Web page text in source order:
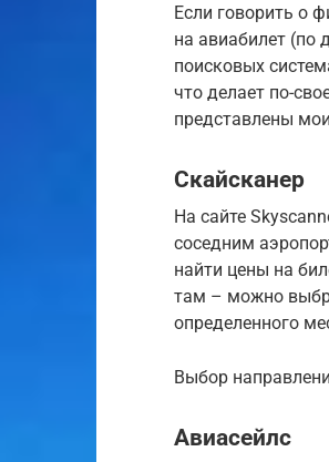
Если говорить о
на авиабилет (по
поисковых
что делает по-
представлены
Скайсканер
На сайте
соседним
найти цены на
там – можно
определенного
Выбор
Авиасейлс